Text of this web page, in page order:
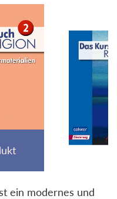
ein modernes und